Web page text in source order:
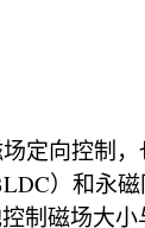
定向控制
）和永
制磁场大